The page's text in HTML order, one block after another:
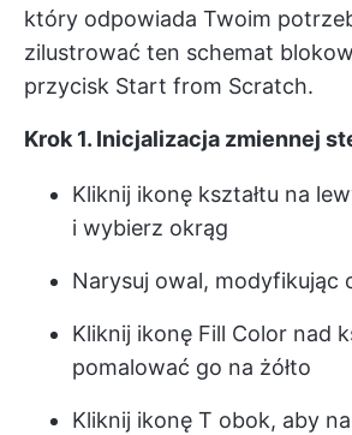
który odpowiada Twoim
zilustrować ten schemat
przycisk Start from Scratch.
Krok 1. Inicjalizacja zmiennej
Kliknij ikonę kształtu na
i wybierz okrąg
Narysuj owal, modyfikując
Kliknij ikonę Fill Color nad
pomalować go na żółto
Kliknij ikonę T obok, aby